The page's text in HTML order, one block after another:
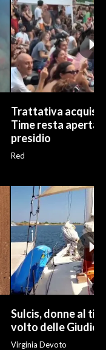
Trattativa
Time resta aperta,
presidio
Red
Sulcis, donne al
volto delle
Virginia Devoto